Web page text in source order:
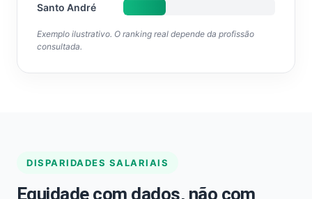
Santo André
Exemplo ilustrativo. O ranking real depende da profissão
consultada.
DISPARIDADES SALARIAIS
Equidade com dados, não com